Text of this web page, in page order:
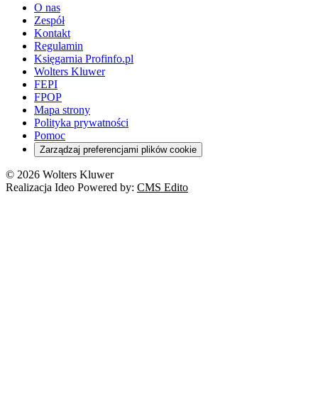
O nas
Zespół
Kontakt
Regulamin
Księgarnia Profinfo.pl
Wolters Kluwer
FEPI
FPOP
Mapa strony
Polityka prywatności
Pomoc
Zarządzaj preferencjami plików cookie
© 2026 Wolters Kluwer
Realizacja Ideo Powered by: CMS Edito